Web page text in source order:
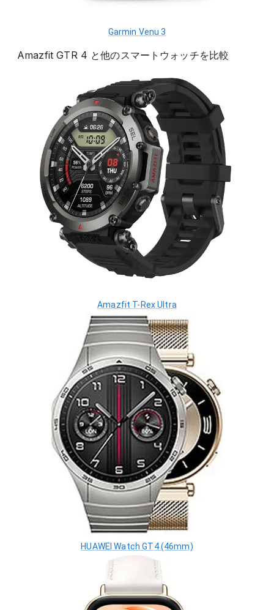
Garmin Venu 3
Amazfit GTR 4 と他のスマートウォッチを比較
Amazfit T-Rex Ultra
HUAWEI Watch GT4 (46mm)